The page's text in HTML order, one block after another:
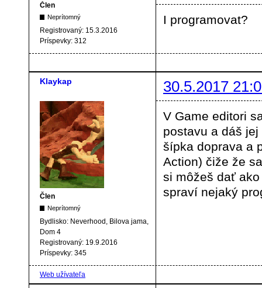
Člen
Neprítomný
Registrovaný: 15.3.2016
Príspevky: 312
I programovat?
Klaykap 30.5.2017
Člen
Neprítomný
Bydlisko: Neverhood, Bilova jama,
Dom 4
Registrovaný: 19.9.2016
Príspevky: 345
V Game editori
postavu a dáš
šípka doprava a
Action) čiže že
si môžeš dať
spraví nejaký
Web užívateľa